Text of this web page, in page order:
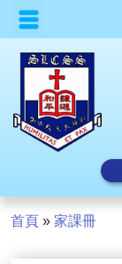
首頁 » 家課冊